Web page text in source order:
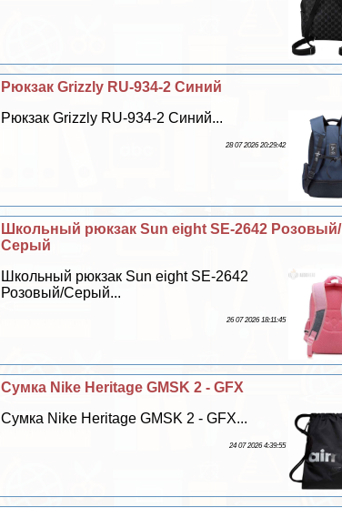
Рюкзак Grizzly RU-934-2 Синий
Рюкзак Grizzly RU-934-2 Синий...
28 07 2026 20:29:42
Школьный рюкзак Sun eight SE-2642 Розовый/
Серый
Школьный рюкзак Sun eight SE-2642
Розовый/Серый...
26 07 2026 18:11:45
Сумка Nike Heritage GMSK 2 - GFX
Сумка Nike Heritage GMSK 2 - GFX...
24 07 2026 4:39:55